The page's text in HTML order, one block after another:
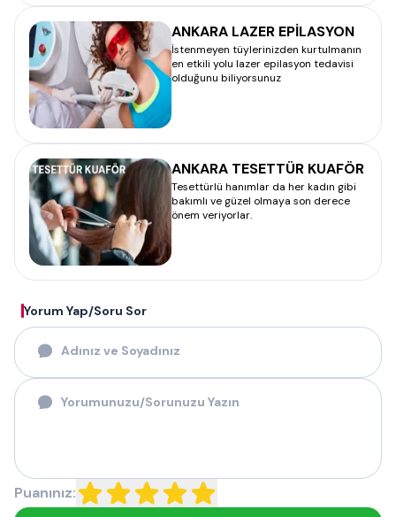
ANKARA LAZER EPİLASYON
İstenmeyen tüylerinizden kurtulmanın
en etkili yolu lazer epilasyon tedavisi
olduğunu biliyorsunuz
ANKARA TESETTÜR KUAFÖR
Tesettürlü hanımlar da her kadın gibi
bakımlı ve güzel olmaya son derece
önem veriyorlar.
Yorum Yap/Soru Sor
Puanınız: